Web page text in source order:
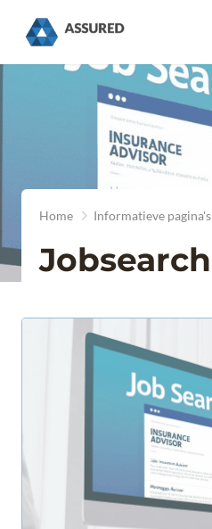
Home Informatieve pagina's
Jobsearch